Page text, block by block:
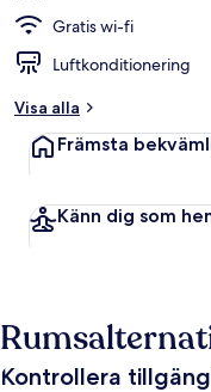
Gratis wi-fi
Luftkonditionering
Visa alla
Främsta
Känn dig som
Kontrollera